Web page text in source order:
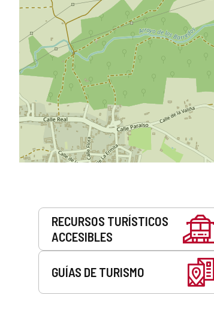
Servicios
RECURSOS TURÍSTICOS
ACCESIBLES
GUÍAS DE TURISMO